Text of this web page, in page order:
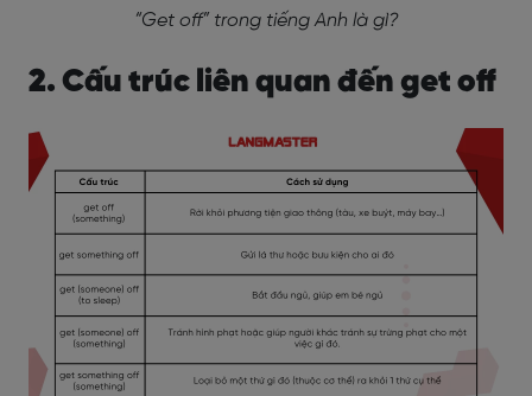
“Get off” trong tiếng Anh là gì?
2. Cấu trúc liên quan đến get off